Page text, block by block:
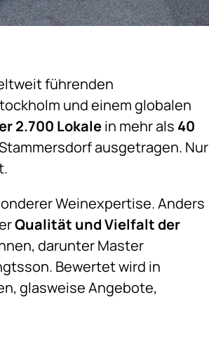
führenden
und einem globalen
2.700 Lokalein mehr als 40
ausgetragen. Nur
Weinexpertise. Anders
Qualität und Vielfalt der
darunter Master
Bewertet wird in
glasweise Angebote,